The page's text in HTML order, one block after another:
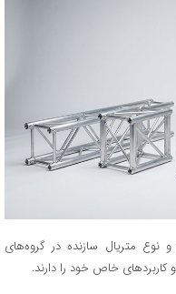
متریال سازنده در گروه‌های
خاص خود را دارند.